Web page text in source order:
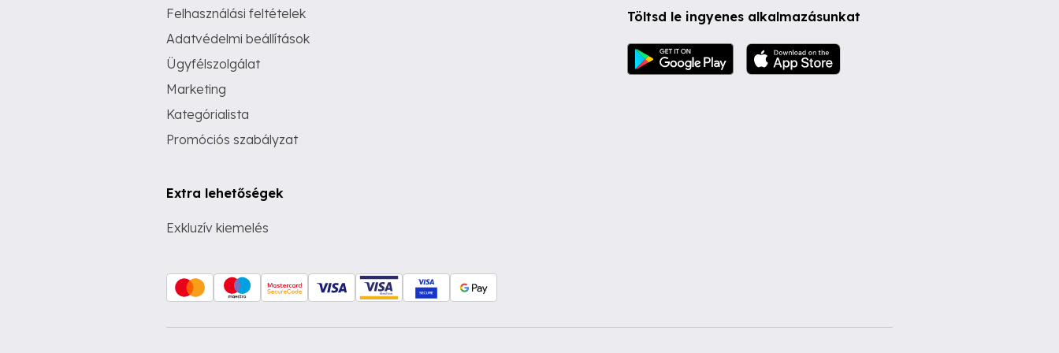
Felhasználási feltételek
Adatvédelmi beállítások
Ügyfélszolgálat
Marketing
Kategórialista
Promóciós szabályzat
Extra lehetőségek
Exkluzív kiemelés
Töltsd le ingyenes alkalmazásunkat